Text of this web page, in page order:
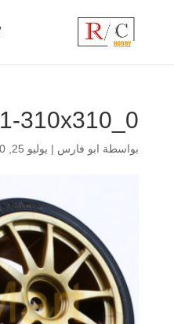
310x310_0
بواسطة ابو فارس | يوليو 25, 2020